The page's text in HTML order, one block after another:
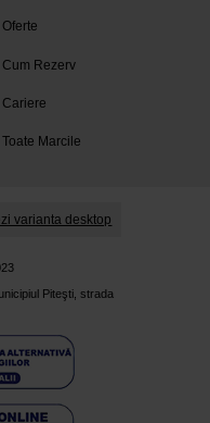
Oferte
Cum Rezerv
Cariere
Toate Marcile
varianta desktop
Piteşti, strada